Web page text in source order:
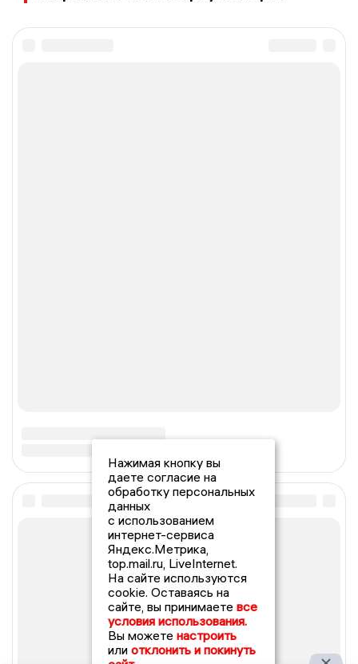
Нажимая кнопку вы
даете согласие на
обработку персональных
данных
с использованием
интернет-сервиса
Яндекс.Метрика,
top.mail.ru, LiveInternet.
На сайте используются
cookie. Оставаясь на
сайте, вы принимаете все
условия использования.
Вы можете настроить
или отклонить и покинуть